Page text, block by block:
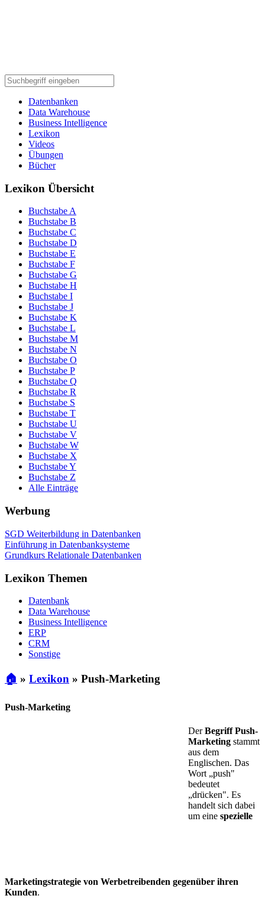
Datenbanken
Data Warehouse
Business Intelligence
Lexikon
Videos
Übungen
Bücher
Lexikon Übersicht
Buchstabe A
Buchstabe B
Buchstabe C
Buchstabe D
Buchstabe E
Buchstabe F
Buchstabe G
Buchstabe H
Buchstabe I
Buchstabe J
Buchstabe K
Buchstabe L
Buchstabe M
Buchstabe N
Buchstabe O
Buchstabe P
Buchstabe Q
Buchstabe R
Buchstabe S
Buchstabe T
Buchstabe U
Buchstabe V
Buchstabe W
Buchstabe X
Buchstabe Y
Buchstabe Z
Alle Einträge
Werbung
SGD Weiterbildung in Datenbanken
Einführung in Datenbanksysteme
Grundkurs Relationale Datenbanken
Lexikon Themen
Datenbank
Data Warehouse
Business Intelligence
ERP
CRM
Sonstige
🏠 » Lexikon » Push-Marketing
Push-Marketing
DerBegriff Push-
Marketing stammt
aus dem
Englischen. Das
Wort „push"
bedeutet
„drücken". Es
handelt sich dabei
um eine spezielle
Marketingstrategie von Werbetreibenden gegenüber ihren
Kunden.